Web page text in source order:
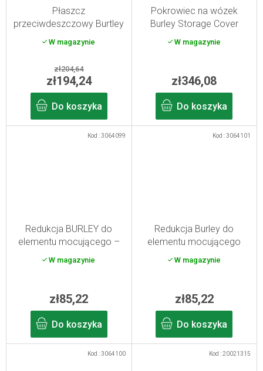
Płaszcz
przeciwdeszczowy Burtley
Bark Ranger Rain Cover
W magazynie
zł204,64
zł194,24
Do koszyka
Pokrowiec na wózek
Burley Storage Cover
W magazynie
zł346,08
Do koszyka
Redukcja BURLEY do
elementu mocującego –
rozmiar 3/8 x 26
W magazynie
zł85,22
Do koszyka
Kod :3064099
Redukcja Burley do
elementu mocującego
M10,5x1
W magazynie
zł85,22
Do koszyka
Kod :3064101
Kod :3064100 Kod :20021315